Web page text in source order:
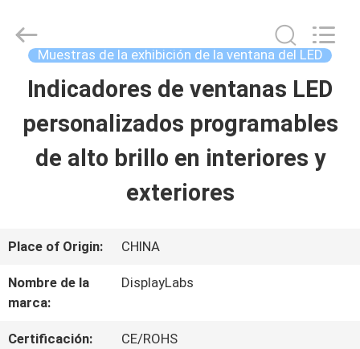
HOGAR
PRODUCTOS
SHOW
SOBRE
NOSOTROS
Display
Rights
Reserved.
Muestras de la exhibición de la ventana del LED
Indicadores de ventanas LED
personalizados programables
de alto brillo en interiores y
exteriores
Place of Origin: CHINA
Nombre de la
marca:
DisplayLabs
Certificación: CE/ROHS